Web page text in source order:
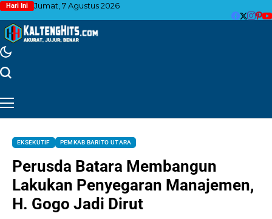
Hari Ini Jumat, 7 Agustus 2026
EKSEKUTIF PEMKAB BARITO UTARA
Perusda Batara Membangun
Lakukan Penyegaran Manajemen,
H. Gogo Jadi Dirut